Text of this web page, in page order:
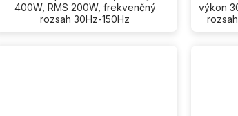
400W, RMS 200W, frekvenčný
rozsah 30Hz-150Hz
výkon